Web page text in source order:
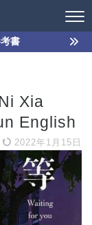
書
Xia
English
2022年1月15日